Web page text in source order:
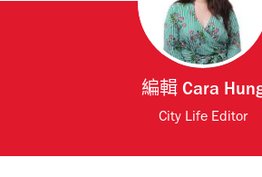
編輯 Cara
City Life Editor